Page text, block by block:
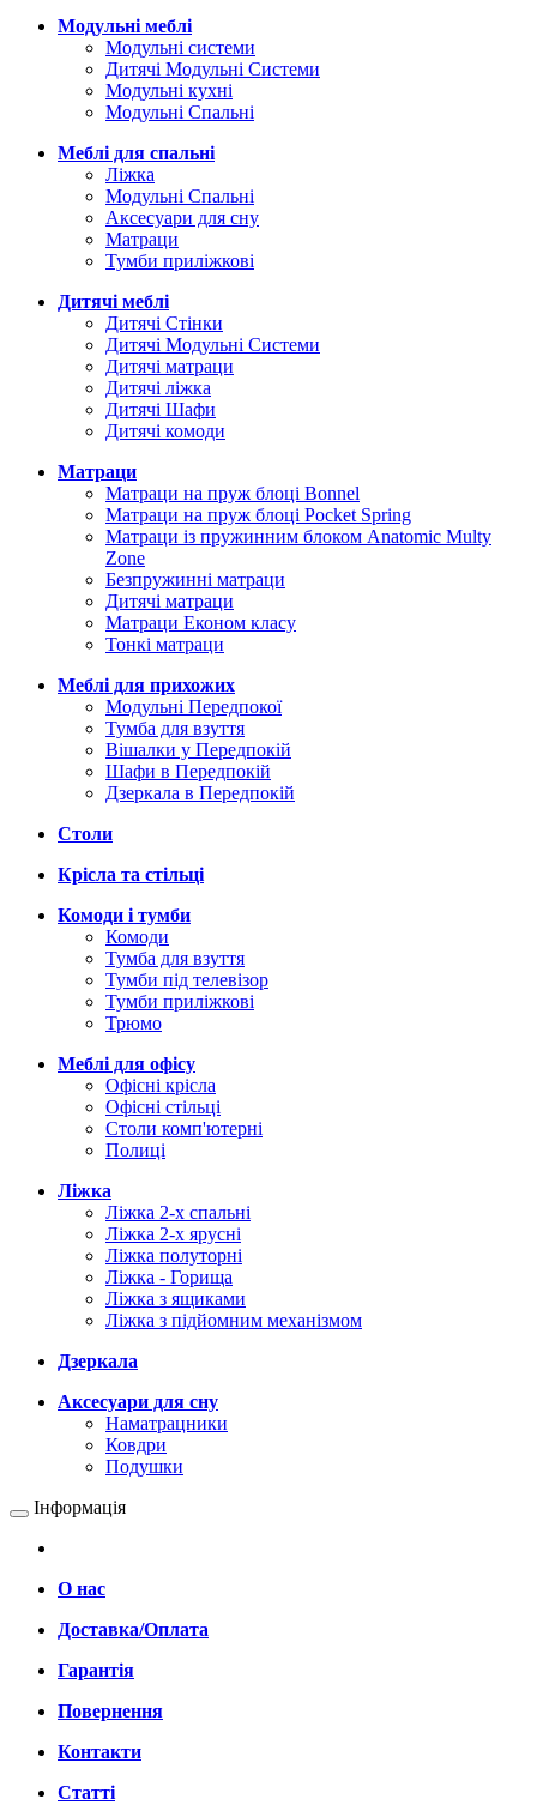
Модульні меблі
Модульні системи
Дитячі Модульні Системи
Модульні кухні
Модульні Спальні
Меблі для спальні
Ліжка
Модульні Спальні
Аксесуари для сну
Матраци
Тумби приліжкові
Дитячі меблі
Дитячі Стінки
Дитячі Модульні Системи
Дитячі матраци
Дитячі ліжка
Дитячі Шафи
Дитячі комоди
Матраци
Матраци на пруж блоці Bonnel
Матраци на пруж блоці Pocket Spring
Матраци із пружинним блоком Anatomic Multy
Zone
Безпружинні матраци
Дитячі матраци
Матраци Економ класу
Тонкі матраци
Меблі для прихожих
Модульні Передпокої
Тумба для взуття
Вішалки у Передпокій
Шафи в Передпокій
Дзеркала в Передпокій
Столи
Крісла та стільці
Комоди і тумби
Комоди
Тумба для взуття
Тумби під телевізор
Тумби приліжкові
Трюмо
Меблі для офісу
Офісні крісла
Офісні стільці
Столи комп'ютерні
Полиці
Ліжка
Ліжка 2-х спальні
Ліжка 2-х ярусні
Ліжка полуторні
Ліжка - Горища
Ліжка з ящиками
Ліжка з підйомним механізмом
Дзеркала
Аксесуари для сну
Наматрацники
Ковдри
Подушки
Інформація
О нас
Доставка/Оплата
Гарантія
Повернення
Контакти
Статті